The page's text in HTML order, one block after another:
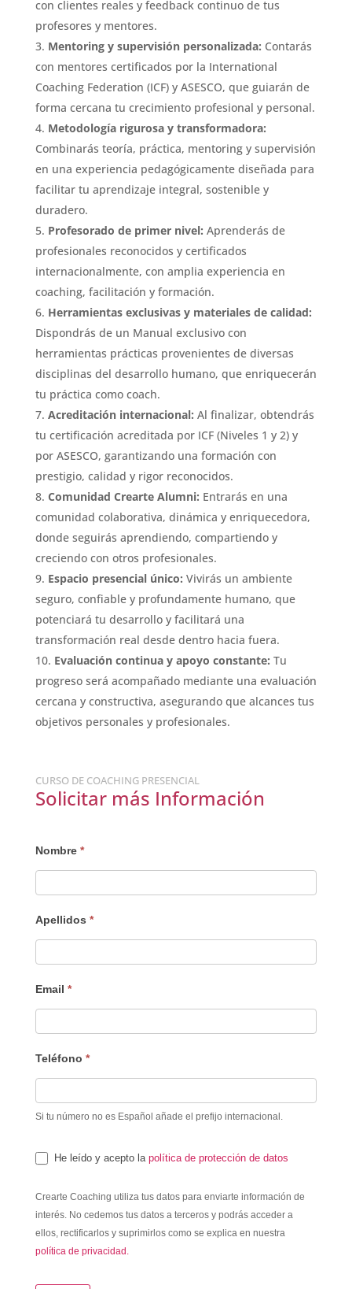
con clientes reales y feedback continuo de tus
profesores y mentores.
Mentoring y supervisión personalizada: Contarás
con mentores certificados por la International
Coaching Federation (ICF) y ASESCO, que guiarán de
forma cercana tu crecimiento profesional y personal.
Metodología rigurosa y transformadora:
Combinarás teoría, práctica, mentoring y supervisión
en una experiencia pedagógicamente diseñada para
facilitar tu aprendizaje integral, sostenible y
duradero.
Profesorado de primer nivel: Aprenderás de
profesionales reconocidos y certificados
internacionalmente, con amplia experiencia en
coaching, facilitación y formación.
Herramientas exclusivas y materiales de calidad:
Dispondrás de un Manual exclusivo con
herramientas prácticas provenientes de diversas
disciplinas del desarrollo humano, que enriquecerán
tu práctica como coach.
Acreditación internacional: Al finalizar, obtendrás
tu certificación acreditada por ICF (Niveles 1 y 2) y
por ASESCO, garantizando una formación con
prestigio, calidad y rigor reconocidos.
Comunidad Crearte Alumni: Entrarás en una
comunidad colaborativa, dinámica y enriquecedora,
donde seguirás aprendiendo, compartiendo y
creciendo con otros profesionales.
Espacio presencial único: Vivirás un ambiente
seguro, confiable y profundamente humano, que
potenciará tu desarrollo y facilitará una
transformación real desde dentro hacia fuera.
Evaluación continua y apoyo constante: Tu
progreso será acompañado mediante una evaluación
cercana y constructiva, asegurando que alcances tus
objetivos personales y profesionales.
CURSO DE COACHING PRESENCIAL
Solicitar más Información
Interesado
Nombre *
Apellidos *
Email *
Teléfono *
Si tu número no es Español añade el prefijo internacional.
He leído y acepto la política de protección de datos
Crearte Coaching utiliza tus datos para enviarte información de
interés. No cedemos tus datos a terceros y podrás acceder a
ellos, rectificarlos y suprimirlos como se explica en nuestra
política de privacidad.